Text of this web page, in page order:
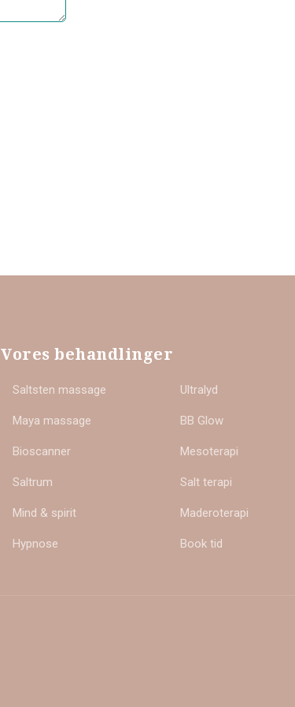
Vores behandlinger
Saltsten massage
Maya massage
Bioscanner
Saltrum
Mind & spirit
Hypnose
Ultralyd
BB Glow
Mesoterapi
Salt terapi
Maderoterapi
Book tid